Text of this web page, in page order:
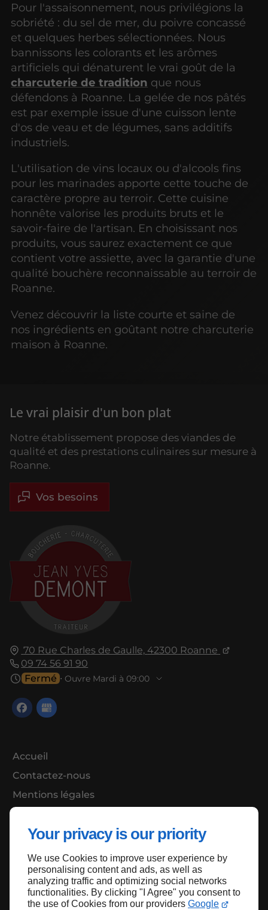
Your privacy is our priority
We use Cookies to improve user experience by
personalising content and ads, as well as
analyzing traffic and optimizing social networks
functionalities. By clicking "I Agree" you consent to
the use of Cookies from our providers Google
Pour l'assaisonnement, nous privilégions la
sobriété : du sel de mer, du poivre concassé
et quelques herbes sélectionnées. Nous
bannissons les colorants et les arômes
artificiels qui dénaturent le vrai goût de la
charcuterie de tradition que nous
défendons à Roanne. La gelée de nos pâtés
est par exemple issue d'une cuisson lente
d'os de veau et de légumes, sans additifs
industriels.
L'utilisation de vins locaux ou d'alcools fins
pour les marinades apporte cette touche de
caractère propre au terroir. Cette cuisine
honnête valorise les produits bruts et le
savoir-faire de l'artisan. En choisissant nos
produits, vous saurez exactement ce que
contient votre assiette, avec la garantie d'une
qualité bouchère reconnaissable au terroir de
Roanne.
Venez découvrir la liste courte et saine de
nos ingrédients en goûtant notre charcuterie
maison à Roanne.
70 Rue Charles de Gaulle, 42300 Roanne
09 74 56 91 90
Fermé ⋅ Ouvre Mardi à 09:00
Accueil
Contactez-nous
Mentions légales
Le vrai plaisir d'un bon plat
Notre établissement propose des viandes de
qualité et des prestations culinaires sur mesure à
Roanne.
Vos besoins
Haut de page